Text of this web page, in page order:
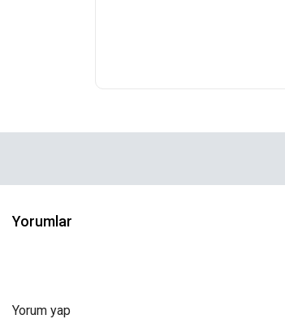
Yorumlar
Yorum yap